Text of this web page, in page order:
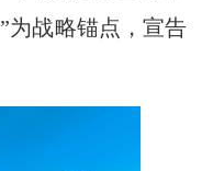
为战略锚点，宣告